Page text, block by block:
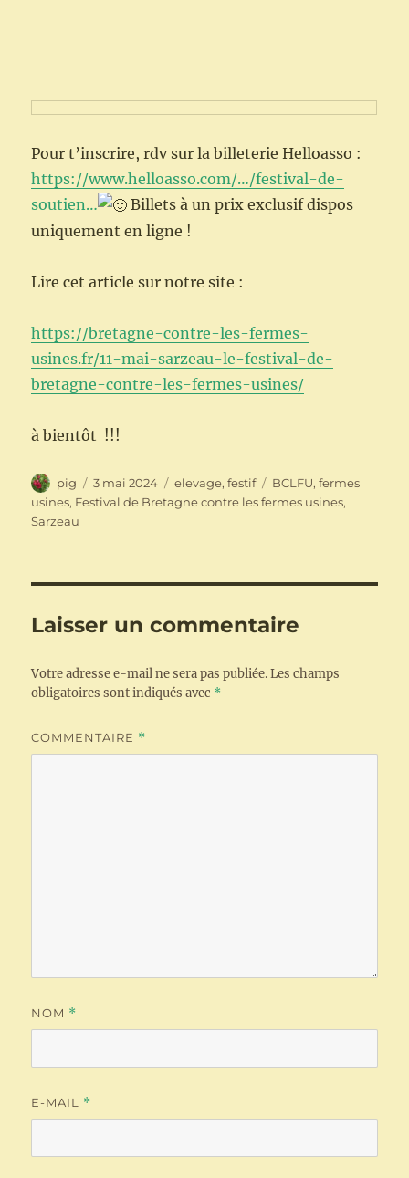
Pour t’inscrire, rdv sur la billeterie Helloasso :
https://www.helloasso.com/…/festival-de-
soutien…
Billets à un prix exclusif dispos
uniquement en ligne !
Lire cet article sur notre site :
https://bretagne-contre-les-fermes-
usines.fr/11-mai-sarzeau-le-festival-de-
bretagne-contre-les-fermes-usines/
à bientôt !!!
Auteur
pig
Publié
le
3 mai 2024 Catégories
elevage,festif Étiquettes
BCLFU,fermes
usines, Festival de Bretagne contre les fermes usines,
Sarzeau
Laisser un commentaire
Votre adresse e-mail ne sera pas publiée. Les champs
obligatoires sont indiqués avec *
COMMENTAIRE *
NOM *
E-MAIL *